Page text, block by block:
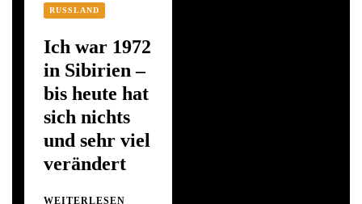
RUSSLAND
Ich war 1972
in Sibirien –
bis heute hat
sich nichts
und sehr viel
verändert
WEITERLESEN